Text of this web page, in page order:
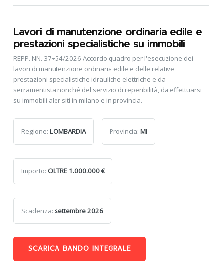
Lavori di manutenzione ordinaria edile e
prestazioni specialistiche su immobili
REPP. NN. 37÷54/2026 Accordo quadro per l'esecuzione dei
lavori di manutenzione ordinaria edile e delle relative
prestazioni specialistiche idrauliche elettriche e da
serramentista nonché del servizio di reperibilità, da effettuarsi
su immobili aler siti in milano e in provincia.
Regione: LOMBARDIA Provincia: MI
Importo: OLTRE 1.000.000 €
Scadenza: settembre 2026
SCARICA BANDO INTEGRALE